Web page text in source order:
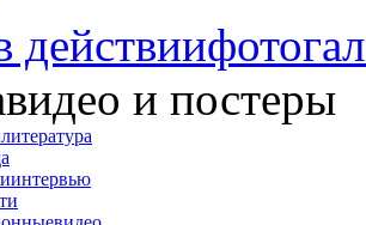
видео и постеры
литература
интервью